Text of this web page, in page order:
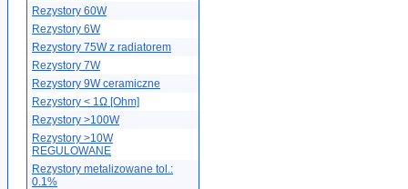
Rezystory 60W
Rezystory 6W
Rezystory 75W z radiatorem
Rezystory 7W
Rezystory 9W ceramiczne
Rezystory < 1Ω [Ohm]
Rezystory >100W
Rezystory >10W
REGULOWANE
Rezystory metalizowane tol.:
0.1%